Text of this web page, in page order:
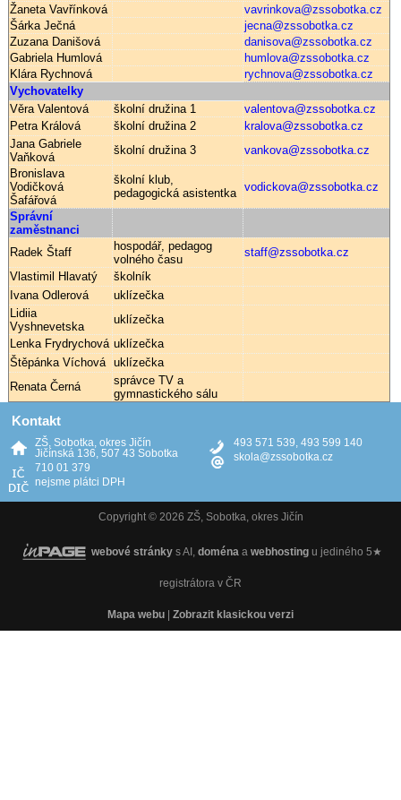
Žaneta Vavřínková
vavrinkova@zssobotka.cz
Šárka Ječná
jecna@zssobotka.cz
Zuzana Danišová
danisova@zssobotka.cz
Gabriela Humlová
humlova@zssobotka.cz
Klára Rychnová
rychnova@zssobotka.cz
Vychovatelky
Věra Valentová
školní družina 1
valentova@zssobotka.cz
Petra Králová
školní družina 2
kralova@zssobotka.cz
Jana Gabriele
Vaňková
školní družina 3
vankova@zssobotka.cz
Bronislava
Vodičková
Šafářová
školní klub,
pedagogická asistentka
vodickova@zssobotka.cz
Správní
zaměstnanci
Radek Štaff
hospodář, pedagog
volného času
staff@zssobotka.cz
Vlastimil Hlavatý
školník
Ivana Odlerová
uklízečka
Lidiia
Vyshnevetska
uklízečka
Lenka Frydrychová uklízečka
Štěpánka Víchová
uklízečka
Renata Černá
správce TV a
gymnastického sálu
Kontakt
ZŠ, Sobotka, okres Jičín
Jičínská 136, 507 43 Sobotka
710 01 379
nejsme plátci DPH
493 571 539, 493 599 140
skola@zssobotka.cz
Copyright © 2026 ZŠ, Sobotka, okres Jičín
webové stránky s AI, doména a webhosting u jediného 5★
registrátora v ČR
Mapa webu Zobrazit klasickou verzi